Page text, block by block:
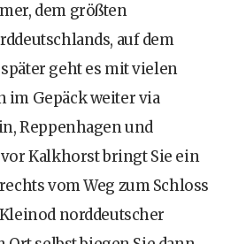
dem größten
auf dem
geht es mit vielen
im Gepäck weiter via
Reppenhagen und
Kalkhorst bringt Sie ein
vom Weg zum Schloss
norddeutscher